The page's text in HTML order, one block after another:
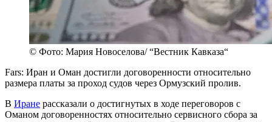
© Фото: Мария Новоселова/ “Вестник Кавказа“
Fars: Иран и Оман достигли договоренности относительно
размера платы за проход судов через Ормузский пролив.
В Иране рассказали о достигнутых в ходе переговоров с
Оманом договоренностях относительно сервисного сбора за